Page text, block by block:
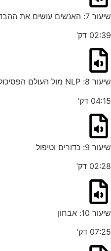
שיעור 7: האנשים עושים את ההבדל
02:39 דק’
שיעור 8: NLP מול העולם הפסיכולוגי
04:15 דק’
שיעור 9: כדורים וטיפול
02:28 דק’
שיעור 10: אבחון
07:25 דק’